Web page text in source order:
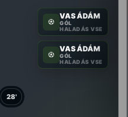
VAS ÁDÁM
GÓL
HALADÁS VSE
VAS ÁDÁM
GÓL
HALADÁS VSE
28'